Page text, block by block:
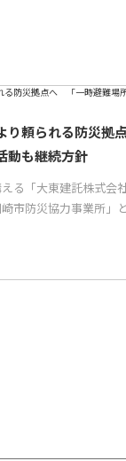
り頼られる防災拠
も継続方針
る「大東建託株式会
市防災協力事業所」